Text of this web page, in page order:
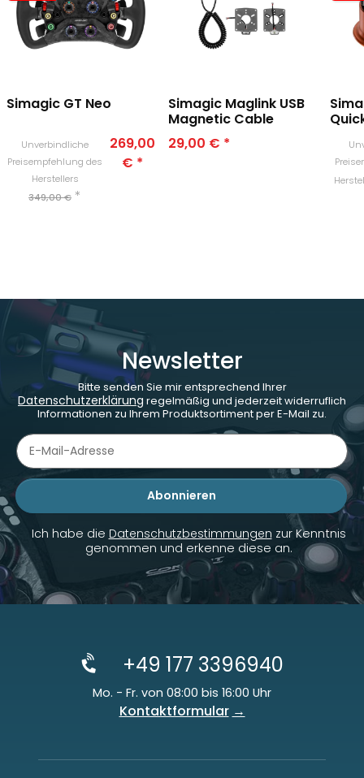
Simagic GT Neo
269,00
€ *
Unverbindliche
Preisempfehlung des
Herstellers
349,00 € *
Simagic Maglink USB
Magnetic Cable
29,00 € *
Newsletter
Bitte senden Sie mir entsprechend Ihrer
Datenschutzerklärung regelmäßig und jederzeit widerruflich
Informationen zu Ihrem Produktsortiment per E-Mail zu.
Abonnieren
Newsletter Abonnieren
Ich habe die Datenschutzbestimmungen zur Kenntnis
genommen und erkenne diese an.
+49 177 3396940
Mo. - Fr. von 08:00 bis 16:00 Uhr
Kontaktformular